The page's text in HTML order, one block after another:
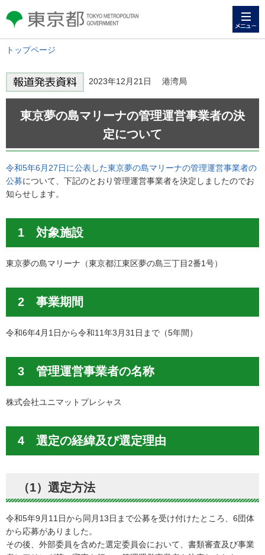
東京都 TOKYO METROPOLITAN
GOVERNMENT
トップページ
2023年12月21日 港湾局
東京夢の島マリーナの管理運営事業者の決
定について
令和5年6月27日に公表した東京夢の島マリーナの管理運営事業者の
公募について、下記のとおり管理運営事業者を決定しましたのでお
知らせします。
1 対象施設
東京夢の島マリーナ（東京都江東区夢の島三丁目2番1号）
2 事業期間
令和6年4月1日から令和11年3月31日まで（5年間）
3 管理運営事業者の名称
株式会社ユニマットプレシャス
4 選定の経緯及び選定理由
（1）選定方法
令和5年9月11日から同月13日まで公募を受け付けたところ、6団体
から応募がありました。
その後、外部委員を含めた選定委員会において、書類審査及び事業